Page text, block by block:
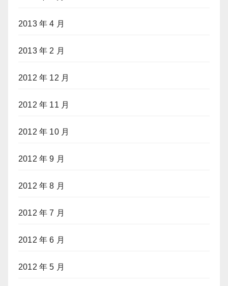
2013 年 4 月
2013 年 2 月
2012 年 12 月
2012 年 11 月
2012 年 10 月
2012 年 9 月
2012 年 8 月
2012 年 7 月
2012 年 6 月
2012 年 5 月